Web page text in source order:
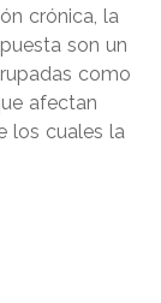
crónica, la
son un
como
afectan
los cuales la